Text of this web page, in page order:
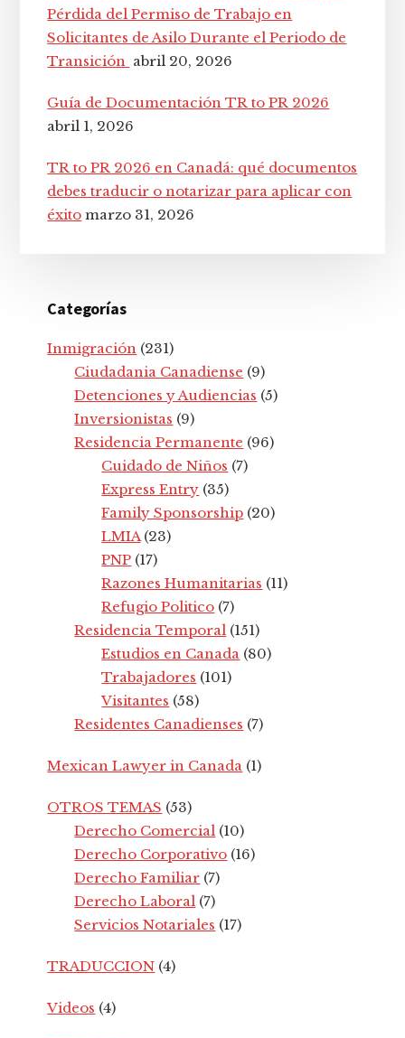
Pérdida del Permiso de Trabajo en
Solicitantes de Asilo Durante el Periodo de
Transición abril 20, 2026
Guía de Documentación TR to PR 2026
abril 1, 2026
TR to PR 2026 en Canadá: qué documentos
debes traducir o notarizar para aplicar con
éxito marzo 31, 2026
Categorías
Inmigración (231)
Ciudadania Canadiense (9)
Detenciones y Audiencias (5)
Inversionistas (9)
Residencia Permanente (96)
Cuidado de Niños (7)
Express Entry (35)
Family Sponsorship (20)
LMIA(23)
PNP (17)
Razones Humanitarias (11)
Refugio Politico (7)
Residencia Temporal (151)
Estudios en Canada (80)
Trabajadores (101)
Visitantes (58)
Residentes Canadienses (7)
Mexican Lawyer in Canada (1)
OTROS TEMAS (53)
Derecho Comercial (10)
Derecho Corporativo (16)
Derecho Familiar (7)
Derecho Laboral (7)
Servicios Notariales (17)
TRADUCCION (4)
Videos (4)